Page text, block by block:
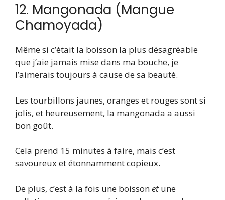
12. Mangonada (Mangue
Chamoyada)
Même si c’était la boisson la plus désagréable
que j’aie jamais mise dans ma bouche, je
l’aimerais toujours à cause de sa beauté.
Les tourbillons jaunes, oranges et rouges sont si
jolis, et heureusement, la mangonada a aussi
bon goût.
Cela prend 15 minutes à faire, mais c’est
savoureux et étonnamment copieux.
De plus, c’est à la fois une boissonet une